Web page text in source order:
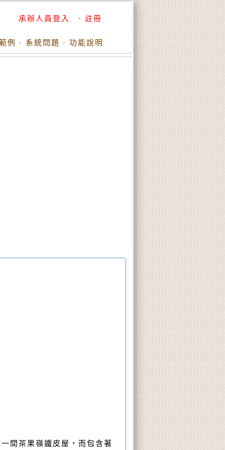
承辦人員登入 · 註冊
例 · 系統問題 · 功能說明
間茶果嶺鐵皮屋，而包含著